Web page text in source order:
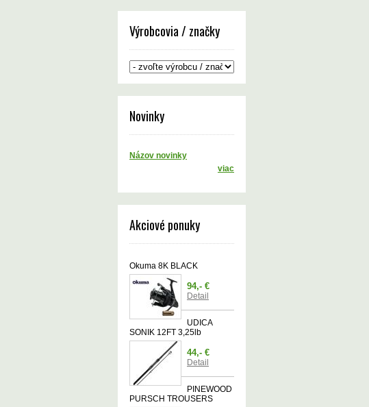
Výrobcovia / značky
Novinky
Názov novinky
viac
Akciové ponuky
Okuma 8K BLACK
94,- €
Detail
UDICA
SONIK 12FT 3,25lb
44,- €
Detail
PINEWOOD
PURSCH TROUSERS